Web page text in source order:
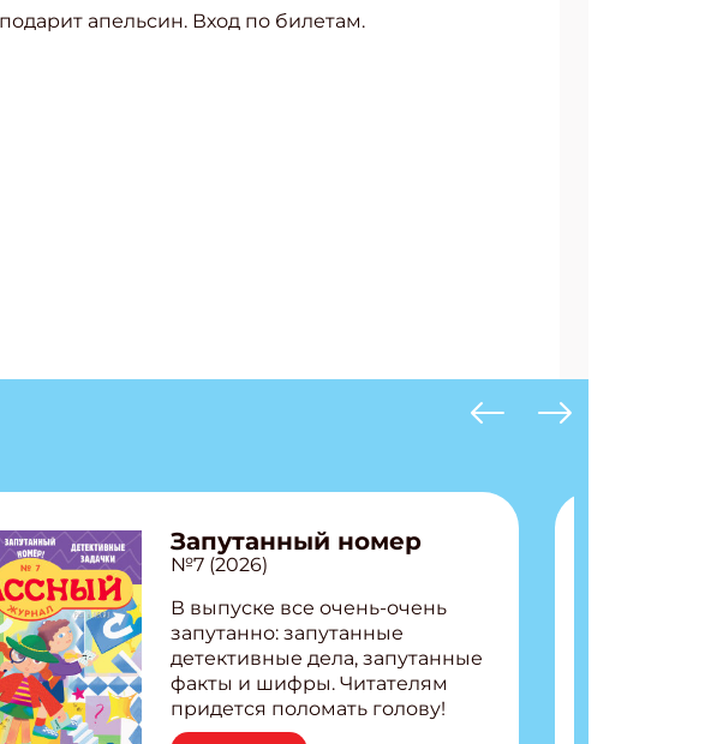
апельсин. Вход по билетам.
Запутанный номер
№7 (2026)
В выпуске все очень-очень
запутанно: запутанные
детективные дела, запутанные
факты и шифры. Читателям
придется поломать голову!
Внутри: Шифры и